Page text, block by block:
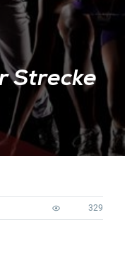
Strecke
329